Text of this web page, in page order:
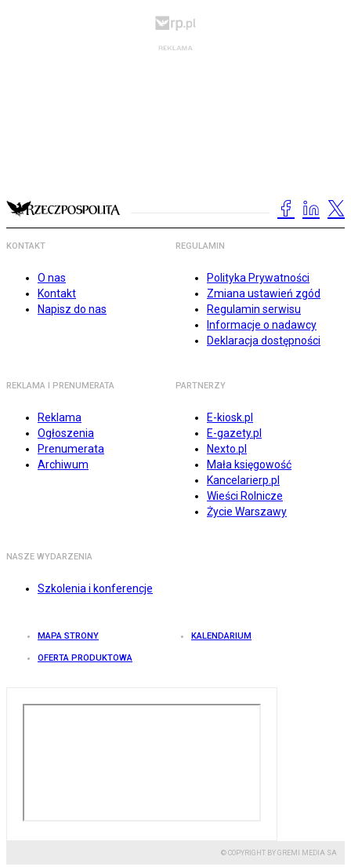
KONTAKT
O nas
Kontakt
Napisz do nas
REGULAMIN
Polityka Prywatności
Zmiana ustawień zgód
Regulamin serwisu
Informacje o nadawcy
Deklaracja dostępności
REKLAMA I PRENUMERATA
Reklama
Ogłoszenia
Prenumerata
Archiwum
PARTNERZY
E-kiosk.pl
E-gazety.pl
Nexto.pl
Mała księgowość
Kancelarierp.pl
Wieści Rolnicze
Życie Warszawy
NASZE WYDARZENIA
Szkolenia i konferencje
MAPA STRONY KALENDARIUM
OFERTA PRODUKTOWA
© COPYRIGHT BY GREMI MEDIA SA